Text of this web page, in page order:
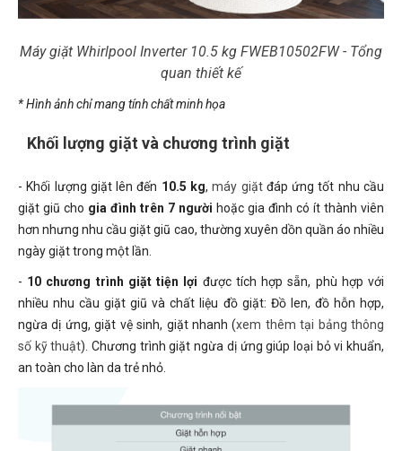
Máy giặt Whirlpool Inverter 10.5 kg FWEB10502FW - Tổng
quan thiết kế
* Hình ảnh chỉ mang tính chất minh họa
Khối lượng giặt và chương trình giặt
- Khối lượng giặt lên đến 10.5 kg,máy giặtđáp ứng tốt nhu cầu
giặt giũ cho gia đình trên 7 người hoặc gia đình có ít thành viên
hơn nhưng nhu cầu giặt giũ cao, thường xuyên dồn quần áo nhiều
ngày giặt trong một lần.
- 10 chương trình giặt tiện lợi được tích hợp sẵn, phù hợp với
nhiều nhu cầu giặt giũ và chất liệu đồ giặt: Đồ len, đồ hỗn hợp,
ngừa dị ứng, giặt vệ sinh, giặt nhanh (xem thêm tại bảng thông
số kỹ thuật). Chương trình giặt ngừa dị ứng giúp loại bỏ vi khuẩn,
an toàn cho làn da trẻ nhỏ.